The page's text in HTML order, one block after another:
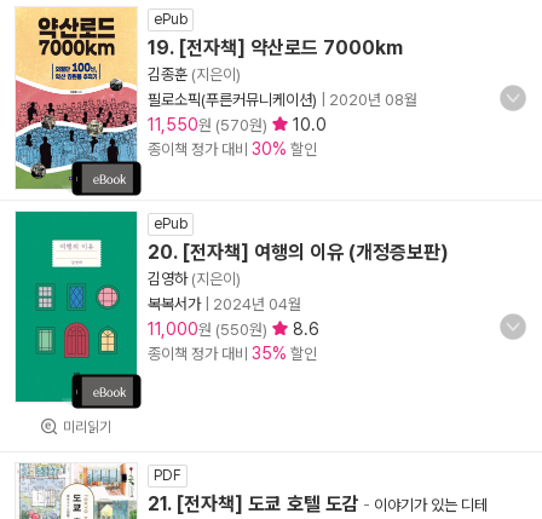
ePub
19. [전자책] 약산로드 7000km
김종훈 (지은이)
필로소픽(푸른커뮤니케이션)
2020년 08월
11,550원 (570원) 10.0
종이책 정가 대비 30% 할인
미리읽기
ePub
20. [전자책] 여행의 이유 (개정증보판)
김영하(지은이)
복복서가| 2024년 04월
11,000원 (550원) 8.6
종이책 정가 대비 35% 할인
PDF
21. [전자책] 도쿄 호텔 도감 - 이야기가 있는 디테